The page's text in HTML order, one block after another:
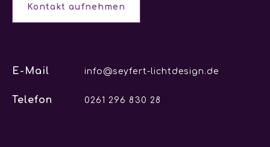
Kontakt aufnehmen
E-Mail info@seyfert-lichtdesign.de
Telefon 0261 296 830 28